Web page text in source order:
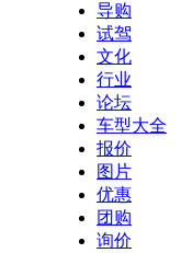
导购
试驾
文化
行业
论坛
车型大全
报价
图片
优惠
团购
询价